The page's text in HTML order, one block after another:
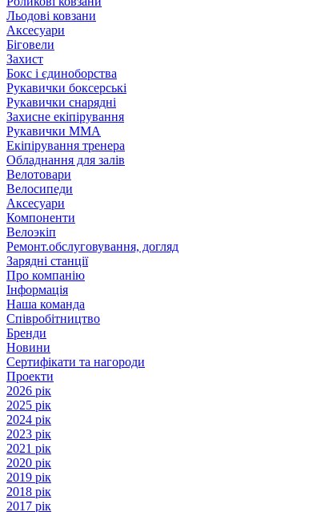
Льодові ковзани
Аксесуари
Біговели
Захист
Бокс і єдиноборства
Рукавички боксерські
Рукавички снарядні
Захисне екіпірування
Рукавички ММА
Екіпірування тренера
Обладнання для залів
Велотовари
Велосипеди
Аксесуари
Компоненти
Велоэкіп
Ремонт.обслуговування, догляд
Зарядні станції
Про компанію
Інформація
Наша команда
Співробітництво
Бренди
Новини
Сертифікати та нагороди
Проекти
2026 рік
2025 рік
2024 рік
2023 рік
2021 рік
2020 рік
2019 рік
2018 рік
2017 рік